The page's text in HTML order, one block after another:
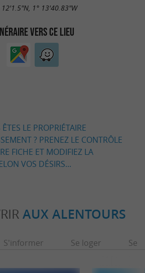
12'1.5"N, 1° 13'40.83"W
VERS CE LIEU
LE PROPRIÉTAIRE
? PRENEZ LE CONTRÔLE
FICHE ET MODIFIEZ LA
VOS DÉSIRS...
AUX ALENTOURS
S'informer Se loger Se